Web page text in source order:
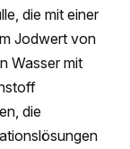
die mit einer
Jodwert von
Wasser mit
die